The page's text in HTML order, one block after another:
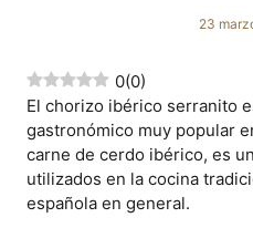
23
0(0)
El chorizo ibérico serranito
gastronómico muy popular
carne de cerdo ibérico, es
utilizados en la cocina
española en general.